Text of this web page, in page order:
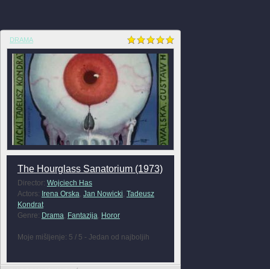
DRAMA
The Hourglass Sanatorium (1973)
Director: Wojciech Has
Actors: Irena Orska Jan Nowicki Tadeusz
Kondrat
Genre: Drama Fantazija Horor
Moje mišljenje: 5 / 5 - Jedan od najboljih